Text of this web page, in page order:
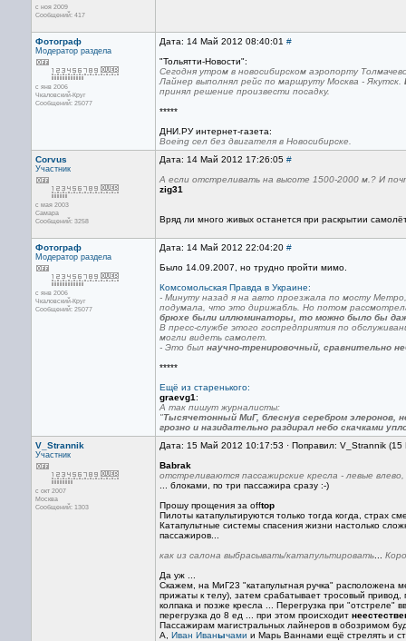
с ноя 2009
Сообщений: 417
Фотограф
Модератор раздела
с янв 2006
Чкаловский-Круг
Сообщений: 25077
Дата: 14 Май 2012 08:40:01 #
"Тольятти-Новости":
Сегодня утром в новосибирском аэропорту
Лайнер выполнял рейс по маршруту Москва - Якутск.
принял решение произвести посадку.
*****
ДНИ.РУ интернет-газета:
Boeing cел без двигателя в Новосибирске.
Corvus
Участник
с мая 2003
Самара
Сообщений: 3258
Дата: 14 Май 2012 17:26:05 #
А если отстреливать на высоте 1500-2000 м.? И
zig31
Вряд ли много живых останется при раскрытии
Фотограф
Модератор раздела
с янв 2006
Чкаловский-Круг
Сообщений: 25077
Дата: 14 Май 2012 22:04:20 #
Было 14.09.2007, но трудно пройти мимо.
Комсомольская Правда в Украине:
- Минуту назад я на авто проезжала по мосту
подумала, что это дирижабль. Но потом
брюхе были иллюминаторы, то можно было бы
В пресс-службе этого госпредприятия по
могли видеть самолет.
- Это был научно-тренировочный, сравнительно
*****
Ещё из старенького:
graevg1:
А так пишут журналисты:
"Тысячетонный МиГ, блеснув серебром элеронов,
грозно и назидательно раздирал небо скачками
V_Strannik
Участник
с окт 2007
Москва
Сообщений: 1303
Дата: 15 Май 2012 10:17:53 · Поправил: V_Strannik
Babrak
отстреливаются пассажирские кресла - левые
... блоками, по три пассажира сразу :-)
Прошу прощения за offtop
Пилоты катапультируются только тогда когда, страх
Катапультные системы спасения жизни настолько
пассажиров...
как из салона выбрасывать/катапультировать
Да уж ...
Скажем, на МиГ23 "катапультная ручка" расположена
прижаты к телу), затем срабатывает тросовый
колпака и позже кресла ... Перегрузка при "отстреле"
перегрузка до 8 ед ... при этом происходит
Пассажирам магистральных лайнеров в обозримом
А, Иван Иванычами и Марь Ваннами ещё стрелять и